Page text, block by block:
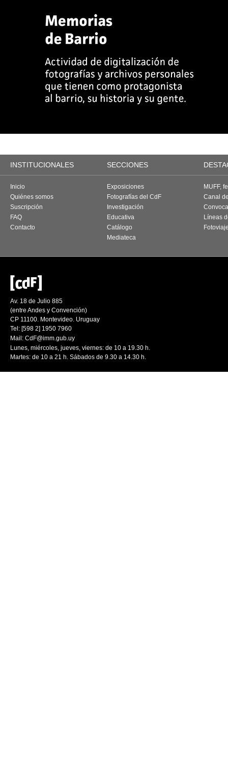
INSTITUCIONALES SECCIONES
Inicio
Quiénes somos
Suscripción
FAQ
Contacto
Exposiciones
Fotografías del CdF
Investigación
Educativa
Catálogo
Mediateca
MUFF,
Canal
Líneas
Av. 18 de Julio 885
(entre Andes y Convención)
CP 11100. Montevideo. Uruguay
Tel: [598 2] 1950 7960
Mail: CdF@imm.gub.uy
Lunes, miércoles, jueves, viernes: de 10 a 19.30 h.
Martes: de 10 a 21 h. Sábados de 9.30 a 14.30 h.